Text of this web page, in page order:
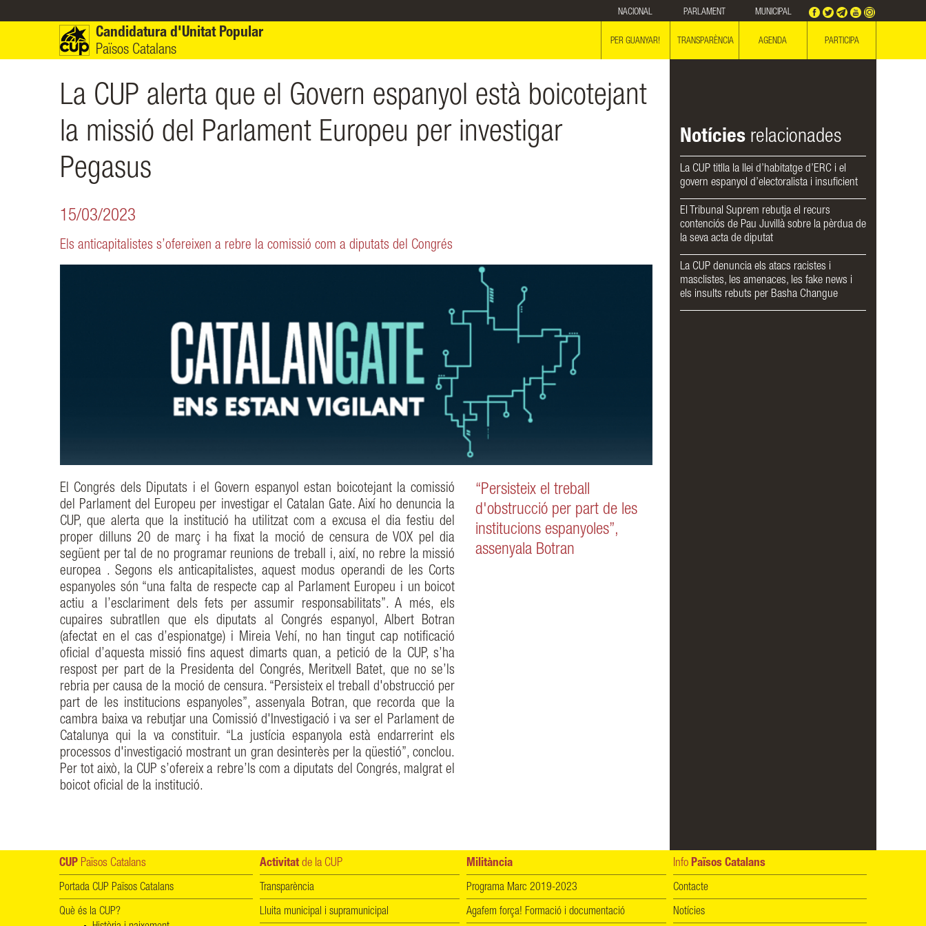
NACIONAL PARLAMENT MUNICIPAL
Candidatura d'Unitat Popular
Països Catalans
PER GUANYAR! TRANSPARÈNCIA AGENDA PARTICIPA
La CUP alerta que el Govern espanyol està boicotejant
la missió del Parlament Europeu per investigar
Pegasus
15/03/2023
Els anticapitalistes s’ofereixen a rebre la comissió com a diputats del Congrés
El Congrés dels Diputats i el Govern espanyol estan boicotejant la comissió
del Parlament del Europeu per investigar el Catalan Gate. Així ho denuncia la
CUP, que alerta que la institució ha utilitzat com a excusa el dia festiu del
proper dilluns 20 de març i ha fixat la moció de censura de VOX pel dia
següent per tal de no programar reunions de treball i, així, no rebre la missió
europea . Segons els anticapitalistes, aquest modus operandi de les Corts
espanyoles són “una falta de respecte cap al Parlament Europeu i un boicot
actiu a l’esclariment dels fets per assumir responsabilitats”. A més, els
cupaires subratllen que els diputats al Congrés espanyol, Albert Botran
(afectat en el cas d’espionatge) i Mireia Vehí, no han tingut cap notificació
oficial d’aquesta missió fins aquest dimarts quan, a petició de la CUP, s’ha
respost per part de la Presidenta del Congrés, Meritxell Batet, que no se’ls
rebria per causa de la moció de censura. “Persisteix el treball d'obstrucció per
part de les institucions espanyoles”, assenyala Botran, que recorda que la
cambra baixa va rebutjar una Comissió d'Investigació i va ser el Parlament de
Catalunya qui la va constituir. “La justícia espanyola està endarrerint els
processos d'investigació mostrant un gran desinterès per la qüestió”, conclou.
Per tot això, la CUP s’ofereix a rebre’ls com a diputats del Congrés, malgrat el
boicot oficial de la institució.
“Persisteix el treball
d'obstrucció per part de les
institucions espanyoles”,
assenyala Botran
Notícies relacionades
La CUP titlla la llei d’habitatge d’ERC i el
govern espanyol d’electoralista i insuficient
El Tribunal Suprem rebutja el recurs
contenciós de Pau Juvillà sobre la pèrdua de
la seva acta de diputat
La CUP denuncia els atacs racistes i
masclistes, les amenaces, les fake news i
els insults rebuts per Basha Changue
CUP Països Catalans
Portada CUP Països Catalans
Què és la CUP?
Activitat de la CUP
Transparència
Lluita municipal i supramunicipal
Militància
Programa Marc 2019-2023
Agafem força! Formació i documentació
Info Països Catalans
Contacte
Notícies